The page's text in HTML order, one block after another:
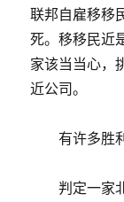
联邦自雇移移
死。移移民近
家该当当心，
近公司。
有许多胜
判定一家北